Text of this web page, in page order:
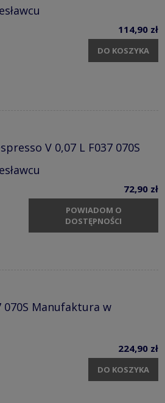
114,90 zł
DO KOSZYKA
V 0,07 L F037 070S
72,90 zł
POWIADOM O
DOSTĘPNOŚCI
070S Manufaktura w
224,90 zł
DO KOSZYKA